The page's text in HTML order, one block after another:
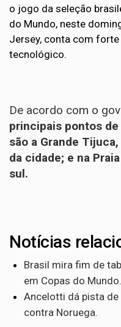
o jogo da seleção
do Mundo, neste
Jersey, conta com
tecnológico.
De acordo com o
principais pontos
são a Grande
da cidade; e na
sul.
Notícias
Brasil mira fim de
em Copas do Mundo.
Ancelotti dá pista de
contra Noruega.